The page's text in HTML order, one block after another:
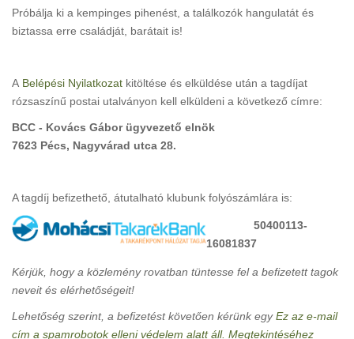
Próbálja ki a kempinges pihenést, a találkozók hangulatát és
biztassa erre családját, barátait is!
A Belépési Nyilatkozat kitöltése és elküldése után a tagdíjat
rózsaszínű postai utalványon kell elküldeni a következő címre:
BCC - Kovács Gábor ügyvezető elnök
7623 Pécs, Nagyvárad utca 28.
A tagdíj befizethető, átutalható klubunk folyószámlára is:
50400113-
16081837
Kérjük, hogy a közlemény rovatban tüntesse fel a befizetett tagok
neveit és elérhetőségeit!
Lehetőség szerint, a befizetést követően kérünk egyEz az e-mail
cím a spamrobotok elleni védelem alatt áll. Megtekintéséhez